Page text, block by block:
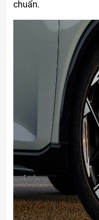
chuẩn.